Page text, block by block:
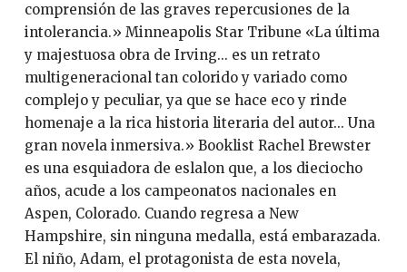
comprensión de las graves repercusiones de la
intolerancia.» Minneapolis Star Tribune «La última
y majestuosa obra de Irving... es un retrato
multigeneracional tan colorido y variado como
complejo y peculiar, ya que se hace eco y rinde
homenaje a la rica historia literaria del autor... Una
gran novela inmersiva.» Booklist Rachel Brewster
es una esquiadora de eslalon que, a los dieciocho
años, acude a los campeonatos nacionales en
Aspen, Colorado. Cuando regresa a New
Hampshire, sin ninguna medalla, está embarazada.
El niño, Adam, el protagonista de esta novela,